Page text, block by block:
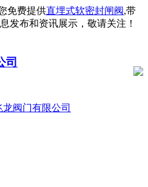
免费提供直埋式软密封闸阀,带
发布和资讯展示，敬请关注！